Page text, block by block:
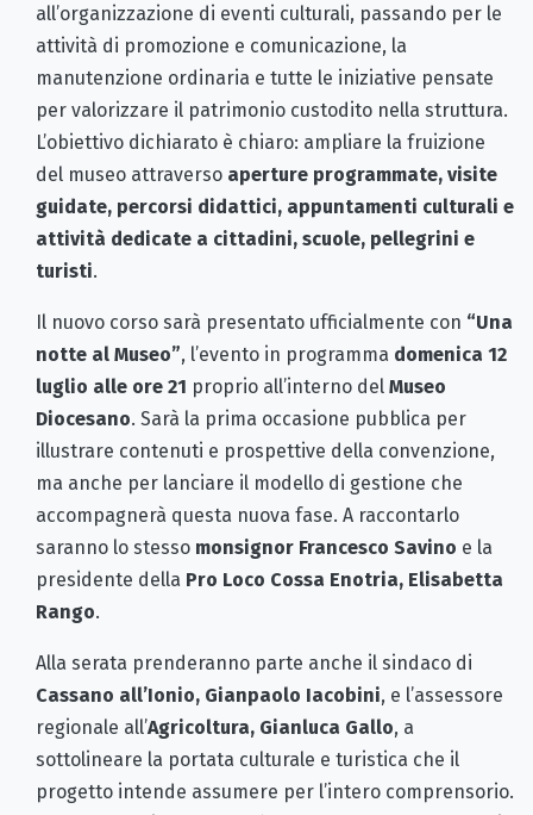
all’organizzazione di eventi culturali, passando per le
attività di promozione e comunicazione, la
manutenzione ordinaria e tutte le iniziative pensate
per valorizzare il patrimonio custodito nella struttura.
L’obiettivo dichiarato è chiaro: ampliare la fruizione
del museo attraverso aperture programmate, visite
guidate, percorsi didattici, appuntamenti culturali e
attività dedicate a cittadini, scuole, pellegrini e
turisti.
Il nuovo corso sarà presentato ufficialmente con “Una
notte al Museo”, l’evento in programma domenica 12
luglio alle ore 21 proprio all’interno del Museo
Diocesano. Sarà la prima occasione pubblica per
illustrare contenuti e prospettive della convenzione,
ma anche per lanciare il modello di gestione che
accompagnerà questa nuova fase. A raccontarlo
saranno lo stesso monsignor Francesco Savino e la
presidente della Pro Loco Cossa Enotria, Elisabetta
Rango.
Alla serata prenderanno parte anche il sindaco di
Cassano all’Ionio, Gianpaolo Iacobini, e l’assessore
regionale all’Agricoltura, Gianluca Gallo, a
sottolineare la portata culturale e turistica che il
progetto intende assumere per l’intero comprensorio.